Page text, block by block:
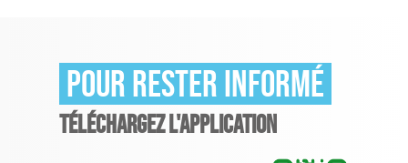
Pour rester informé
TÉLÉCHARGEZ L'APPLICATION